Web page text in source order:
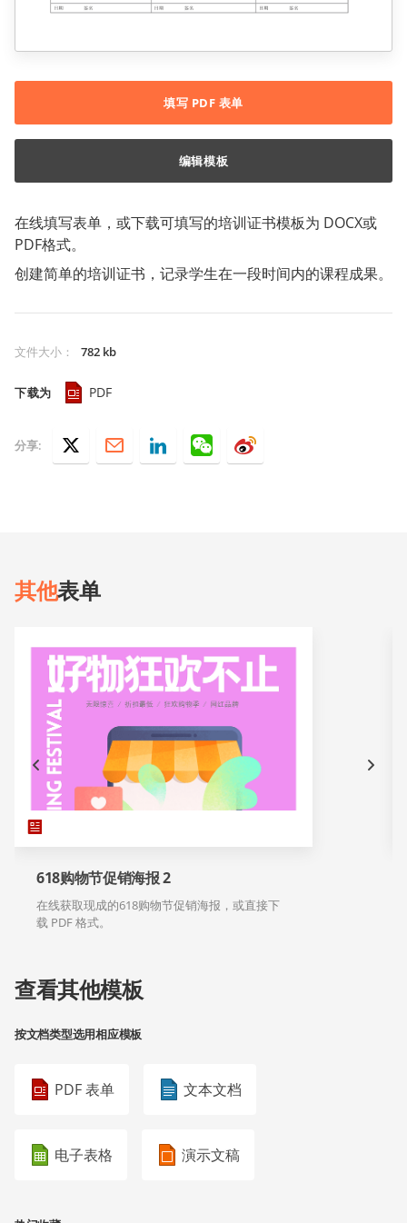
在线填写表单，或下载可填写的培训证书模板为 DOCX或
PDF格式。
创建简单的培训证书，记录学生在一段时间内的课程成果。
文件大小 ： 782 kb
下载为 PDF
填写 PDF 表单
编辑模板
分享:
其他表单
618购物节促销海报 2
在线获取现成的618购物节促销海报，或直接下
载 PDF 格式。
查看其他模板
按文档类型选用相应模板
PDF 表单 文本文档
电子表格 演示文稿